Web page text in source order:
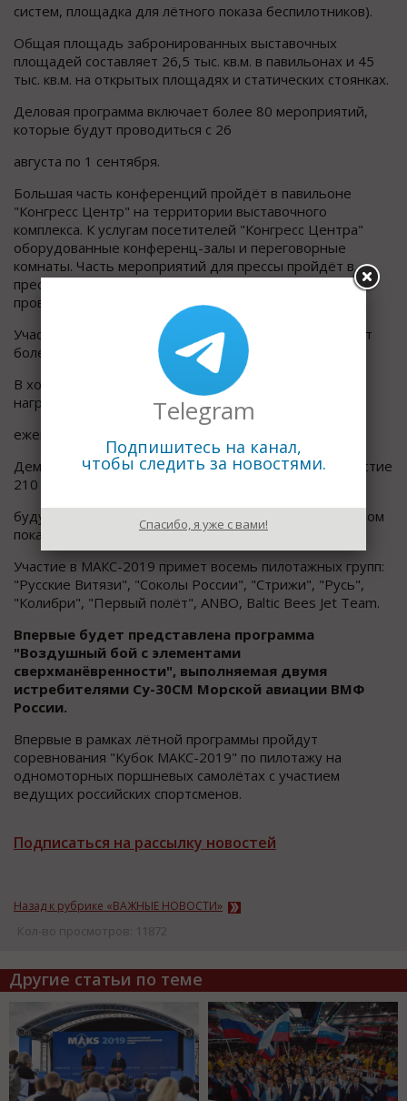
систем, площадка для лётного показа беспилотников).
Общая площадь забронированных выставочных
площадей составляет 26,5 тыс. кв.м. в павильонах и 45
тыс. кв.м. на открытых площадях и статических стоянках.
Деловая программа включает более 80 мероприятий,
которые будут проводиться с 26
августа по 1 сентября.
Большая часть конференций пройдёт в павильоне
"Конгресс Центр" на территории выставочного
комплекса. К услугам посетителей "Конгресс Центра"
оборудованные конференц-залы и переговорные
комнаты. Часть мероприятий для прессы пройдёт в
пресс-центре, мероприятия раздела Future Hub будут
проводиться в павильоне C3.
Участниками мероприятий деловой программы станут
более 2000 специалистов.
В ходе МАКС пройдёт торжественная церемония
награждения лауреатов и дипломантов
ежегодного конкурса "Авиастроитель года".
Демонстрационная программа предусматривает участие
210 воздушных судов, которые
будут представлены на статической стоянке и в лётном
показе.
Участие в МАКС-2019 примет восемь пилотажных групп:
"Русские Витязи", "Соколы России", "Стрижи", "Русь",
"Колибри", "Первый полёт", ANBO, Baltic Bees Jet Team.
Впервые будет представлена программа
"Воздушный бой с элементами
сверхманёвренности", выполняемая двумя
истребителями Су-30СМ Морской авиации ВМФ
России.
Впервые в рамках лётной программы пройдут
соревнования "Кубок МАКС-2019" по пилотажу на
одномоторных поршневых самолётах с участием
ведущих российских спортсменов.
Подписаться на рассылку новостей
Назад к рубрике «ВАЖНЫЕ НОВОСТИ»
Кол-во просмотров: 11872
Другие статьи по теме
Telegram
Подпишитесь на канал,
чтобы следить за новостями.
Спасибо, я уже с вами!